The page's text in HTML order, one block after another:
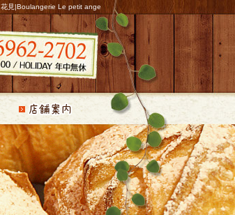
花見|Boulangerie Le petit ange